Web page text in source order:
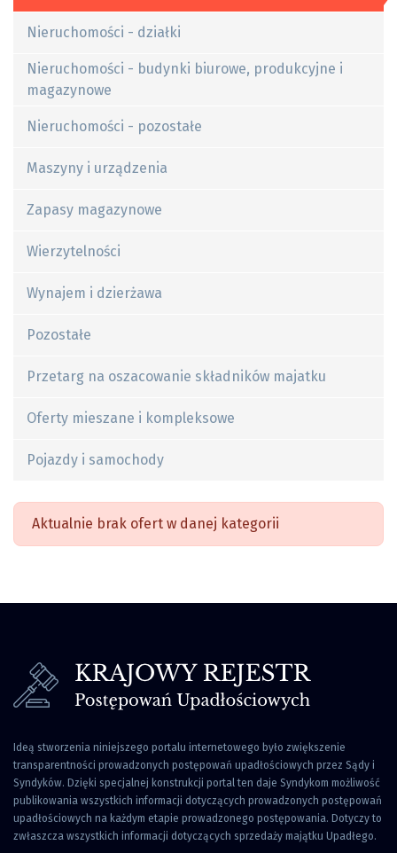
Nieruchomości - działki
Nieruchomości - budynki biurowe, produkcyjne i
magazynowe
Nieruchomości - pozostałe
Maszyny i urządzenia
Zapasy magazynowe
Wierzytelności
Wynajem i dzierżawa
Pozostałe
Przetarg na oszacowanie składników majatku
Oferty mieszane i kompleksowe
Pojazdy i samochody
Aktualnie brak ofert w danej kategorii
Ideą stworzenia niniejszego portalu internetowego było zwiększenie
transparentności prowadzonych postępowań upadłościowych przez Sądy i
Syndyków. Dzięki specjalnej konstrukcji portal ten daje Syndykom możliwość
publikowania wszystkich informacji dotyczących prowadzonych postępowań
upadłościowych na każdym etapie prowadzonego postępowania. Dotyczy to
zwłaszcza wszystkich informacji dotyczących sprzedaży majątku Upadłego.